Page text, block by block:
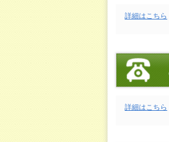
詳細はこちら
詳細はこちら